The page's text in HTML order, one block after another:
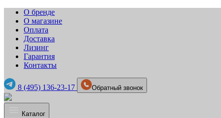
О бренде
О магазине
Оплата
Доставка
Лизинг
Гарантия
Контакты
8 (495) 136-23-17 Обратный звонок
Каталог